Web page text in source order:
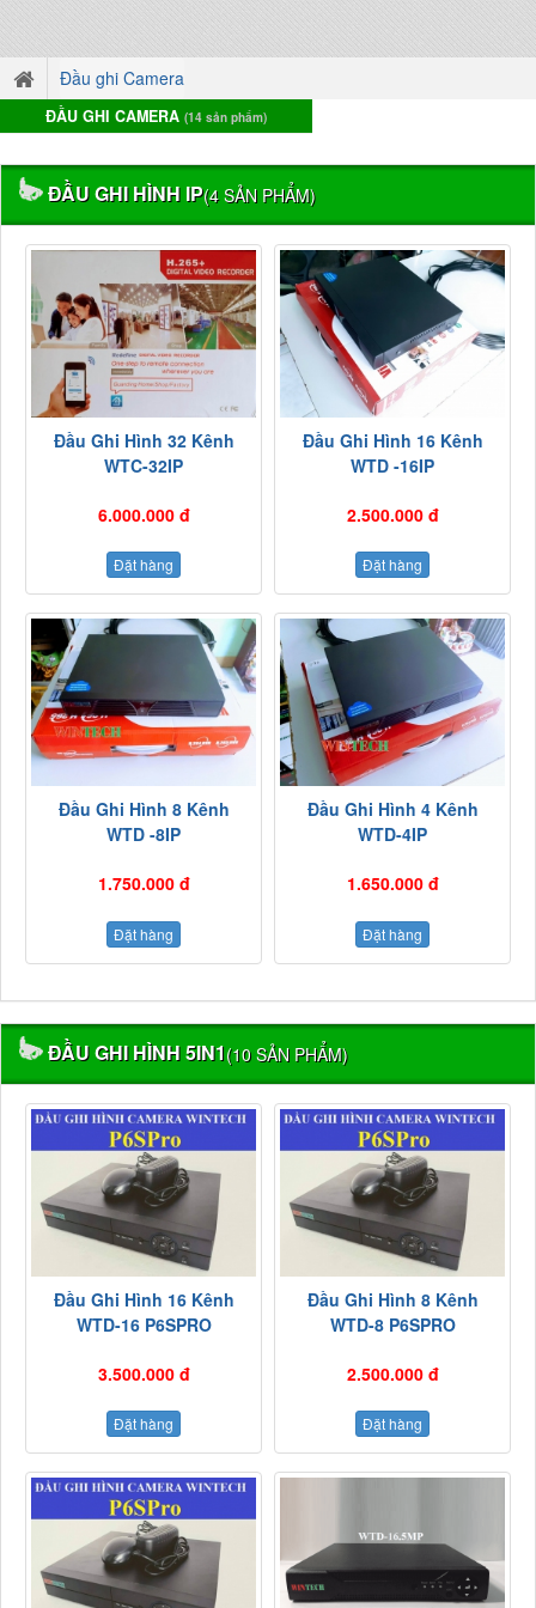
Đầu ghi Camera
ĐẦU GHI CAMERA(14 sản phẩm)
ĐẦU GHI HÌNH IP(4 SẢN PHẨM)
Đầu Ghi Hình 32 Kênh
WTC-32IP
6.000.000 đ
Đặt hàng
Đầu Ghi Hình 16 Kênh
WTD -16IP
2.500.000 đ
Đặt hàng
Đầu Ghi Hình 8 Kênh
WTD -8IP
1.750.000 đ
Đặt hàng
Đầu Ghi Hình 4 Kênh
WTD-4IP
1.650.000 đ
Đặt hàng
ĐẦU GHI HÌNH 5IN1(10 SẢN PHẨM)
Đầu Ghi Hình 16 Kênh
WTD-16 P6SPRO
3.500.000 đ
Đặt hàng
Đầu Ghi Hình 8 Kênh
WTD-8 P6SPRO
2.500.000 đ
Đặt hàng